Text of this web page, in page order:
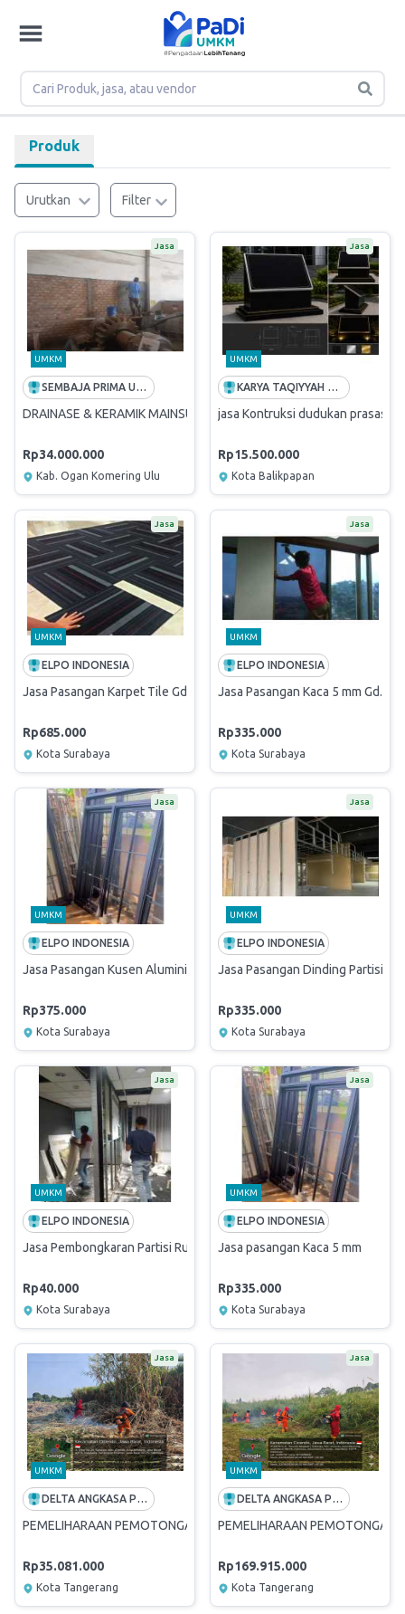
Produk
Urutkan Filter
Jasa
UMKM
SEMBAJA PRIMA UTAMA
DRAINASE & KERAMIK MAINSUBSTATION 2
Rp34.000.000
Kab. Ogan Komering Ulu
Jasa
UMKM
KARYA TAQIYYAH PRIMA
jasa Kontruksi dudukan prasasti
Rp15.500.000
Kota Balikpapan
Jasa
UMKM
ELPO INDONESIA
Jasa Pasangan Karpet Tile Gd. Lt. 2
Rp685.000
Kota Surabaya
Jasa
UMKM
ELPO INDONESIA
Jasa Pasangan Kaca 5 mm Gd. Lt.
Rp335.000
Kota Surabaya
Jasa
UMKM
ELPO INDONESIA
Jasa Pasangan Kusen Aluminium Partisi Gd. Lt. 2
Rp375.000
Kota Surabaya
Jasa
UMKM
ELPO INDONESIA
Jasa Pasangan Dinding Partisi
Rp335.000
Kota Surabaya
Jasa
UMKM
ELPO INDONESIA
Jasa Pembongkaran Partisi Ruang Manager Operasi Gd. Lt. 2
Rp40.000
Kota Surabaya
Jasa
UMKM
ELPO INDONESIA
Jasa pasangan Kaca 5 mm
Rp335.000
Kota Surabaya
Jasa
UMKM
DELTA ANGKASA PRATAMA
PEMELIHARAAN PEMOTONGAN SEMAK BELUKAR AREA SWING
Rp35.081.000
Kota Tangerang
Jasa
UMKM
DELTA ANGKASA PRATAMA
PEMELIHARAAN PEMOTONGAN
Rp169.915.000
Kota Tangerang